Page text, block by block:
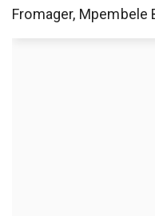
Fromager, Mpembele